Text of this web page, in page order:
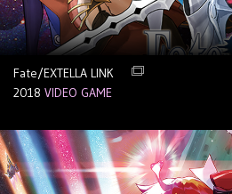
Fate/EXTELLA LINK
2018 VIDEO GAME